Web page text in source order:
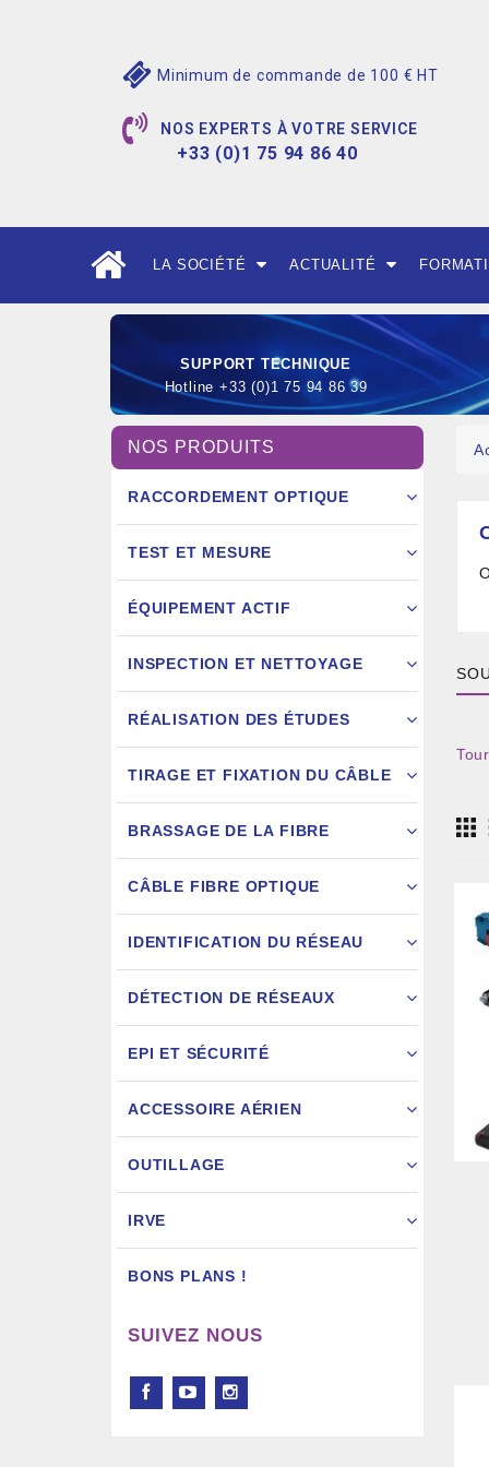
Minimum de commande de 100 € HT
NOS EXPERTS À VOTRE SERVICE
+33 (0)1 75 94 86 40
LA SOCIÉTÉ ACTUALITÉ
SUPPORT TECHNIQUE
Hotline +33 (0)1 75 94 86 39
NOS PRODUITS
RACCORDEMENT OPTIQUE
TEST ET MESURE
ÉQUIPEMENT ACTIF
INSPECTION ET NETTOYAGE
RÉALISATION DES ÉTUDES
TIRAGE ET FIXATION DU CÂBLE
BRASSAGE DE LA FIBRE
CÂBLE FIBRE OPTIQUE
IDENTIFICATION DU RÉSEAU
DÉTECTION DE RÉSEAUX
EPI ET SÉCURITÉ
ACCESSOIRE AÉRIEN
OUTILLAGE
IRVE
BONS PLANS !
SUIVEZ NOUS